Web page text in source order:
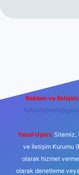
Reklam ve İletişim:
Yasal Uyarı: Sitemiz,
ve İletişim Kurumu
olarak hizmet
olarak denetleme